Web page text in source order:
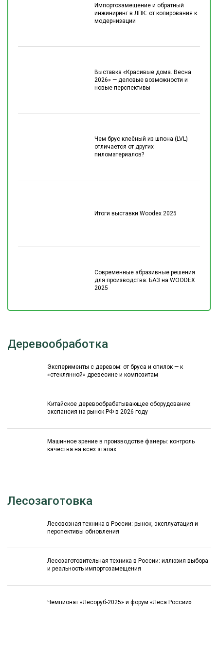
Импортозамещение и обратный
инжиниринг в ЛПК: от копирования к
модернизации
Выставка «Красивые дома. Весна
2026» — деловые возможности и
новые перспективы
Чем брус клеёный из шпона (LVL)
отличается от других
пиломатериалов?
Итоги выставки Woodex 2025
Современные абразивные решения
для производства: БАЗ на WOODEX
2025
Деревообработка
Эксперименты с деревом: от бруса и опилок — к
«стеклянной» древесине и композитам
Китайское деревообрабатывающее оборудование:
экспансия на рынок РФ в 2026 году
Машинное зрение в производстве фанеры: контроль
качества на всех этапах
Лесозаготовка
Лесовозная техника в России: рынок, эксплуатация и
перспективы обновления
Лесозаготовительная техника в России: иллюзия выбора
и реальность импортозамещения
Чемпионат «Лесоруб-2025» и форум «Леса России»